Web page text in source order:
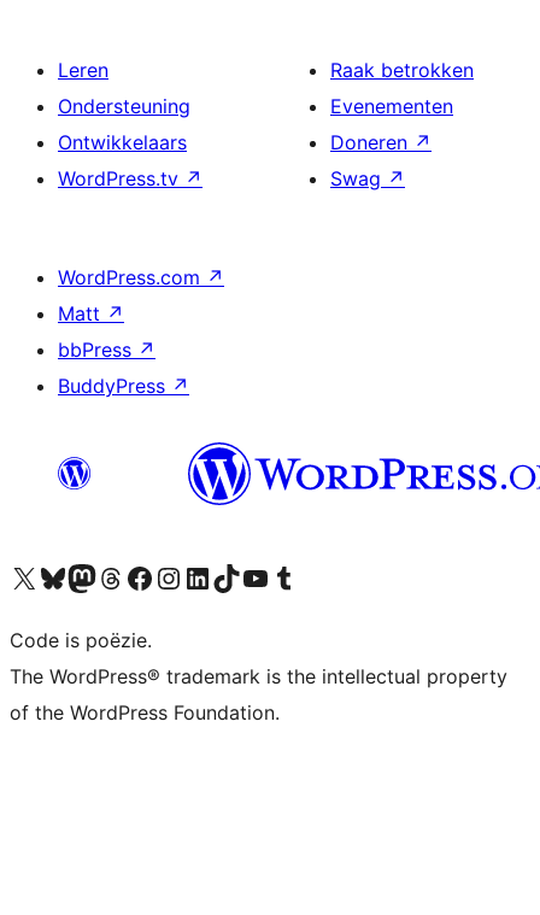
Leren
Ondersteuning
Ontwikkelaars
WordPress.tv ↗
Raak betrokken
Evenementen
Doneren ↗
Swag ↗
WordPress.com ↗
Matt ↗
bbPress ↗
BuddyPress ↗
Bezoek ons X (voorheen Twitter) account
Bezoek ons Bluesky account
Bezoek ons Mastodon account
Bezoek ons Threads account
Onze Facebook pagina bezoeken
Bezoek ons Instagram account
Bezoek ons LinkedIn account
Bezoek ons TikTok account
Bezoek ons YouTube kanaalBezoek ons Tumblr account
Code is poëzie.
The WordPress® trademark is the intellectual property
of the WordPress Foundation.